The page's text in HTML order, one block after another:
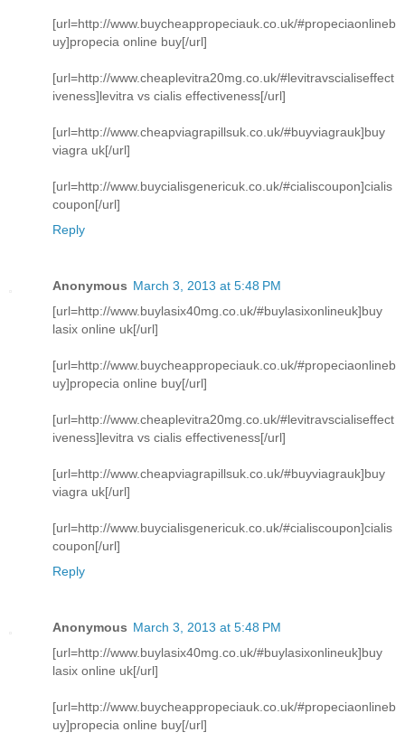
[url=http://www.buycheappropeciauk.co.uk/#propeciaonlineb
uy]propecia online buy[/url]
[url=http://www.cheaplevitra20mg.co.uk/#levitravscialiseffect
iveness]levitra vs cialis effectiveness[/url]
[url=http://www.cheapviagrapillsuk.co.uk/#buyviagrauk]buy
viagra uk[/url]
[url=http://www.buycialisgenericuk.co.uk/#cialiscoupon]cialis
coupon[/url]
Reply
Anonymous March 3, 2013 at 5:48 PM
[url=http://www.buylasix40mg.co.uk/#buylasixonlineuk]buy
lasix online uk[/url]
[url=http://www.buycheappropeciauk.co.uk/#propeciaonlineb
uy]propecia online buy[/url]
[url=http://www.cheaplevitra20mg.co.uk/#levitravscialiseffect
iveness]levitra vs cialis effectiveness[/url]
[url=http://www.cheapviagrapillsuk.co.uk/#buyviagrauk]buy
viagra uk[/url]
[url=http://www.buycialisgenericuk.co.uk/#cialiscoupon]cialis
coupon[/url]
Reply
Anonymous March 3, 2013 at 5:48 PM
[url=http://www.buylasix40mg.co.uk/#buylasixonlineuk]buy
lasix online uk[/url]
[url=http://www.buycheappropeciauk.co.uk/#propeciaonlineb
uy]propecia online buy[/url]